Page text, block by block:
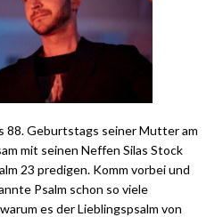
88. Geburtstags seiner Mutter am
mit seinen Neffen Silas Stock
23 predigen. Komm vorbei und
Psalm schon so viele
es der Lieblingspsalm von